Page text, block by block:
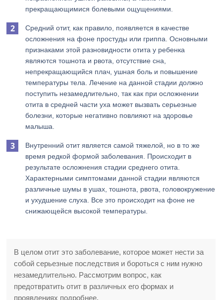
прекращающимися болевыми ощущениями.
Средний отит, как правило, появляется в качестве
осложнения на фоне простуды или гриппа. Основными
признаками этой разновидности отита у ребенка
являются тошнота и рвота, отсутствие сна,
непрекращающийся плач, ушная боль и повышение
температуры тела. Лечение на данной стадии должно
поступить незамедлительно, так как при осложнении
отита в средней части уха может вызвать серьезные
болезни, которые негативно повлияют на здоровье
малыша.
Внутренний отит является самой тяжелой, но в то же
время редкой формой заболевания. Происходит в
результате осложнения стадии среднего отита.
Характерными симптомами данной стадии являются
различные шумы в ушах, тошнота, рвота, головокружение
и ухудшение слуха. Все это происходит на фоне не
снижающейся высокой температуры.
В целом отит это заболевание, которое может нести за
собой серьезные последствия и бороться с ним нужно
незамедлительно. Рассмотрим вопрос, как
предотвратить отит в различных его формах и
проявлениях подробнее.